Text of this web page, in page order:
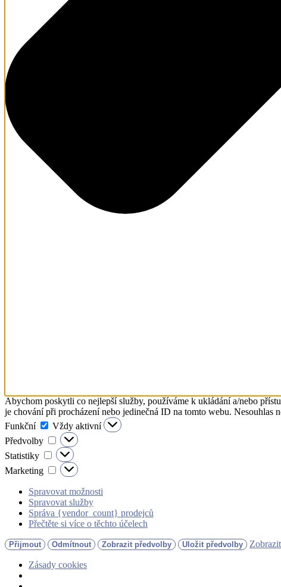
Abychom poskytli co nejlepší služby, používáme k ukládání a/nebo
je chování při procházení nebo jedinečná ID na tomto webu.
Funkční
Funkční
Vždy aktivní
Předvolby
Předvolby
Statistiky
Statistiky
Marketing
Marketing
Spravovat možnosti
Spravovat služby
Správa {vendor_count} prodejců
Přečtěte si více o těchto účelech
Přijmout Odmítnout Zobrazit předvolby Uložit předvolby
Zásady cookies